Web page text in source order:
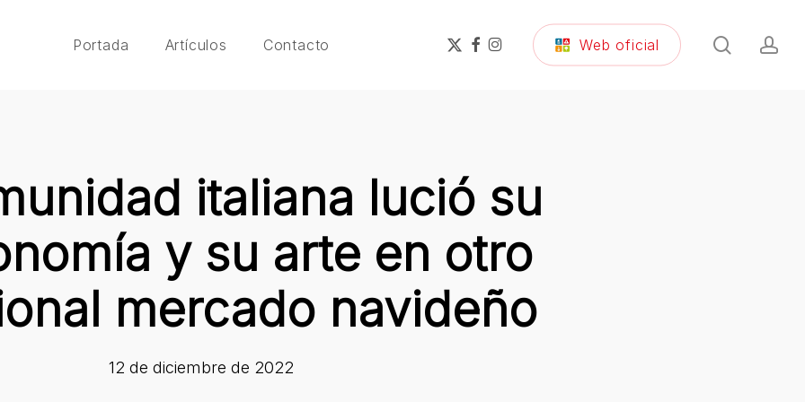
Portada Artículos Contacto
x-
twitter
facebook
instagram Web oficial search
italiana lució su
y su arte en otro
mercado navideño
12 de diciembre de 2022